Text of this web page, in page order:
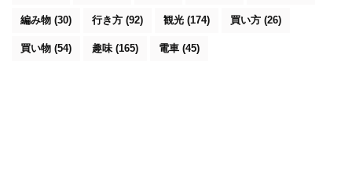
編み物 (30) 行き方 (92) 観光 (174) 買い方 (26)
買い物 (54) 趣味(165) 電車 (45)